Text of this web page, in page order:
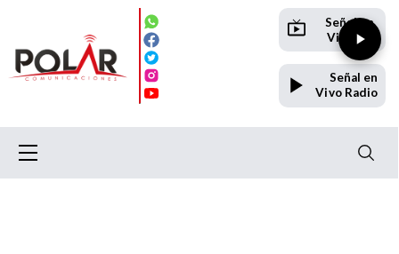
Señal en
Vivo TV
Señal en
Vivo Radio